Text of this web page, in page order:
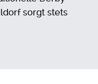
sorgt stets